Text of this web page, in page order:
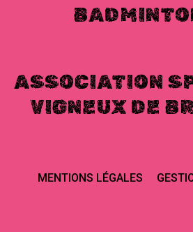
ASSOCIATION
VIGNEUX DE
MENTIONS LÉGALES